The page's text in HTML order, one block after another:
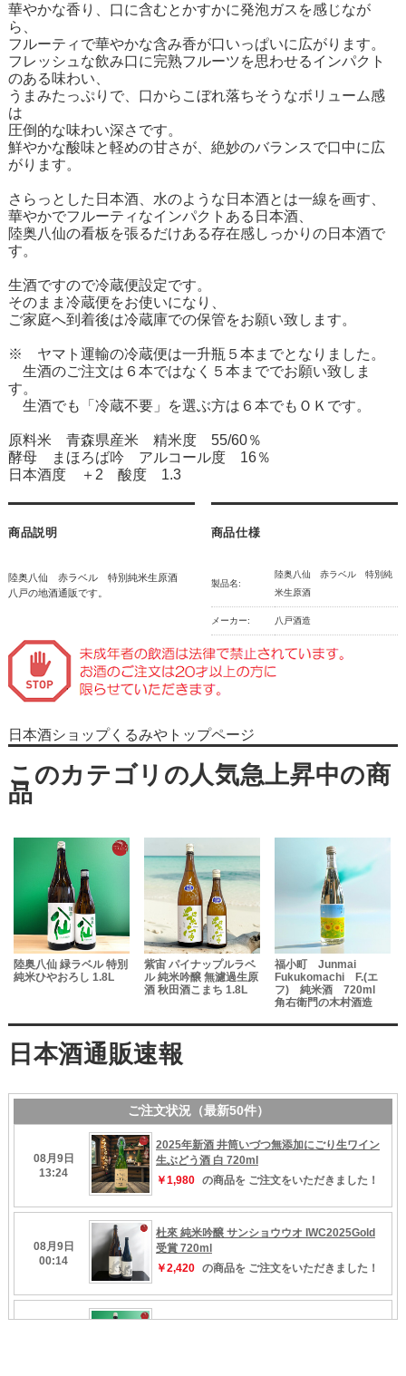
華やかな香り、口に含むとかすかに発泡ガスを感じなが
ら、
フルーティで華やかな含み香が口いっぱいに広がります。
フレッシュな飲み口に完熟フルーツを思わせるインパクト
のある味わい、
うまみたっぷりで、口からこぼれ落ちそうなボリューム感
は
圧倒的な味わい深さです。
鮮やかな酸味と軽めの甘さが、絶妙のバランスで口中に広
がります。
さらっとした日本酒、水のような日本酒とは一線を画す、
華やかでフルーティなインパクトある日本酒、
陸奥八仙の看板を張るだけある存在感しっかりの日本酒で
す。
生酒ですので冷蔵便設定です。
そのまま冷蔵便をお使いになり、
ご家庭へ到着後は冷蔵庫での保管をお願い致します。
※ ヤマト運輸の冷蔵便は一升瓶５本までとなりました。
生酒のご注文は６本ではなく５本まででお願い致しま
す。
生酒でも「冷蔵不要」を選ぶ方は６本でもＯＫです。
原料米 青森県産米 精米度 55/60％
酵母 まほろば吟 アルコール度 16％
日本酒度 ＋2 酸度 1.3
商品説明
陸奥八仙 赤ラベル 特別純米生原酒
八戸の地酒通販です。
商品仕様
製品名:
陸奥八仙 赤ラベル 特別純
米生原酒
メーカー: 八戸酒造
日本酒ショップくるみやトップページ
陸奥八仙 緑ラベル 特別
純米ひやおろし 1.8L
紫宙 パイナップルラベ
ル 純米吟醸 無濾過生原
酒 秋田酒こまち 1.8L
福小町 Junmai
Fukukomachi F.(エ
フ) 純米酒 720ml
角右衛門の木村酒造